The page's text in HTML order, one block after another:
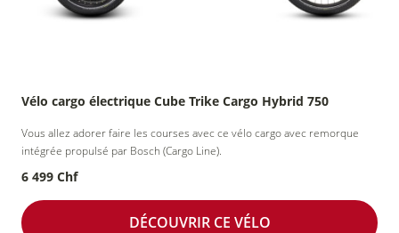
Vélo cargo électrique Cube Trike Cargo Hybrid 750
Vous allez adorer faire les courses avec ce vélo cargo avec remorque
intégrée propulsé par Bosch (Cargo Line).
6 499 Chf
DÉCOUVRIR CE VÉLO